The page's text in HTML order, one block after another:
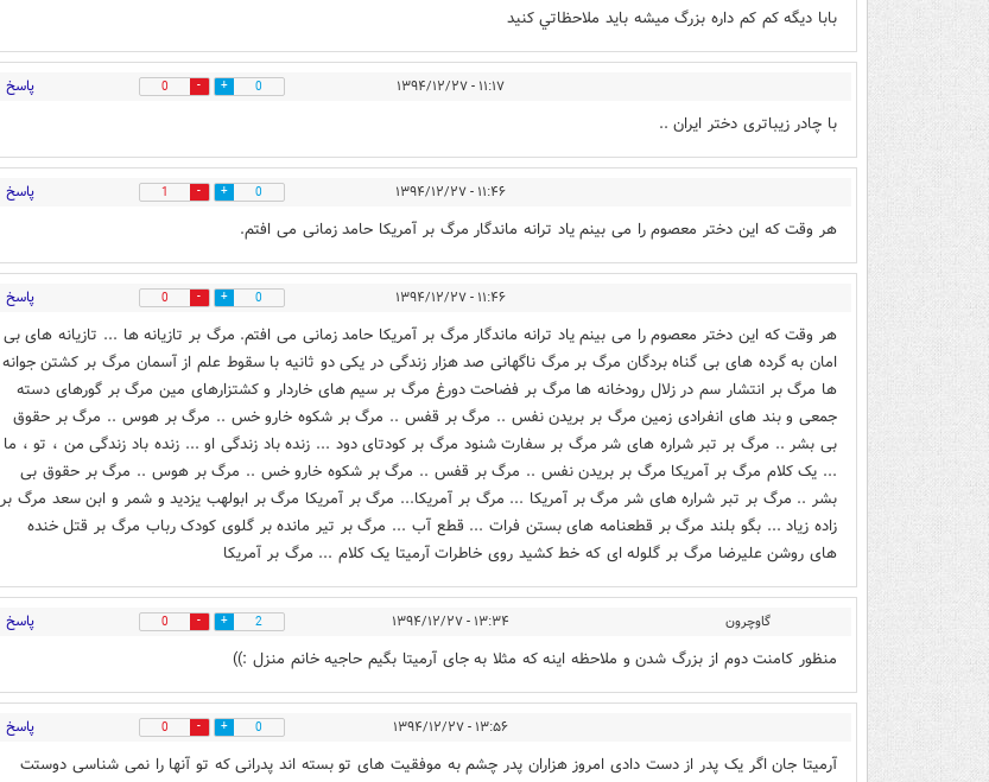
بابا ديگه كم كم داره بزرگ ميشه بايد ملاحظاتي كنيد
۱۱:۱۷ - ۱۳۹۴/۱۲/۲۷ 0
0 پاسخ
با چادر زیباتری دختر ایران ..
۱۱:۴۶ - ۱۳۹۴/۱۲/۲۷ 0
1 پاسخ
هر وقت که این دختر معصوم را می بینم یاد ترانه ماندگار مرگ بر آمریکا حامد زمانی می افتم.
۱۱:۴۶ - ۱۳۹۴/۱۲/۲۷ 0
0 پاسخ
هر وقت که این دختر معصوم را می بینم یاد ترانه ماندگار مرگ بر آمریکا حامد زمانی می افتم. مرگ بر تازیانه ها ... تازیانه های بی
امان به گرده های بی گناه بردگان مرگ بر مرگ ناگهانی صد هزار زندگی در یکی دو ثانیه با سقوط علم از آسمان مرگ بر کشتن جوانه
ها مرگ بر انتشار سم در زلال رودخانه ها مرگ بر فضاحت دورغ مرگ بر سیم های خاردار و کشتزارهای مین مرگ بر گورهای دسته
جمعی و بند های انفرادی زمین مرگ بر بریدن نفس .. مرگ بر قفس .. مرگ بر شکوه خارو خس .. مرگ بر هوس .. مرگ بر حقوق
بی بشر .. مرگ بر تبر شراره های شر مرگ بر سفارت شنود مرگ بر کودتای دود ... زنده باد زندگی او ... زنده باد زندگی من ، تو ، ما
... یک کلام مرگ بر آمریکا مرگ بر بریدن نفس .. مرگ بر قفس .. مرگ بر شکوه خارو خس .. مرگ بر هوس .. مرگ بر حقوق بی
بشر .. مرگ بر تبر شراره های شر مرگ بر آمریکا ... مرگ بر آمریکا... مرگ بر آمریکا مرگ بر ابولهب یزدید و شمر و ابن سعد مرگ بر
زاده زیاد ... بگو بلند مرگ بر قطعنامه های بستن فرات ... قطع آب ... مرگ بر تیر مانده بر گلوی کودک رباب مرگ بر قتل خنده
های روشن علیرضا مرگ بر گلوله ای که خط کشید روی خاطرات آرمیتا یک کلام ... مرگ بر آمریکا
گاوچرون ۱۳:۳۴ - ۱۳۹۴/۱۲/۲۷ 2
0 پاسخ
منظور کامنت دوم از بزرگ شدن و ملاحظه اینه که مثلا به جای آرمیتا بگیم حاجیه خانم منزل :))
۱۳:۵۶ - ۱۳۹۴/۱۲/۲۷ 0
0 پاسخ
آرمیتا جان اگر یک پدر از دست دادی امروز هزاران پدر چشم به موفقیت های تو بسته اند پدرانی که تو آنها را نمی شناسی دوستت